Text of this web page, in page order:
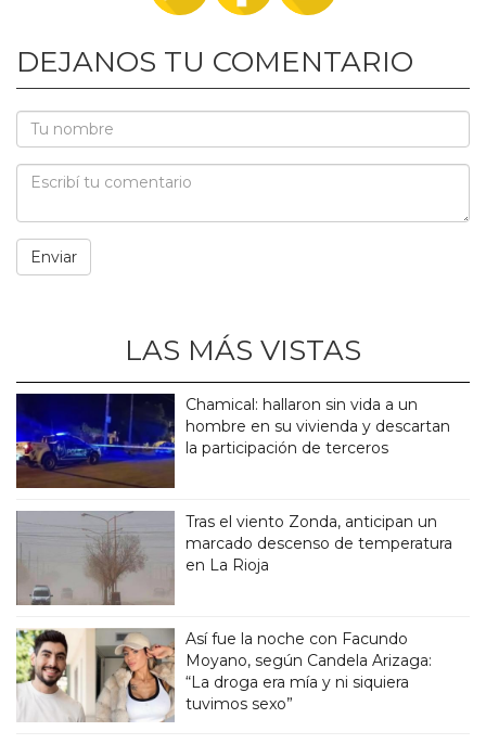
DEJANOS TU COMENTARIO
LAS MÁS VISTAS
Chamical: hallaron sin vida a un
hombre en su vivienda y descartan
la participación de terceros
Tras el viento Zonda, anticipan un
marcado descenso de temperatura
en La Rioja
Así fue la noche con Facundo
Moyano, según Candela Arizaga:
“La droga era mía y ni siquiera
tuvimos sexo”